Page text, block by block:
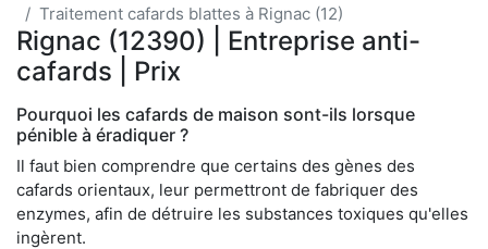
Traitement cafards blattes à Rignac (12)
Rignac (12390) | Entreprise anti-
cafards | Prix
Pourquoi les cafards de maison sont-ils lorsque
pénible à éradiquer ?
Il faut bien comprendre que certains des gènes des
cafards orientaux, leur permettront de fabriquer des
enzymes, afin de détruire les substances toxiques qu'elles
ingèrent.